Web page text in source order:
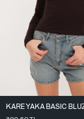
KARE YAKA BASIC